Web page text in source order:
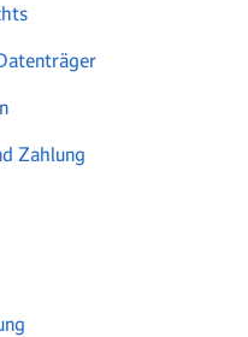
Zahlung